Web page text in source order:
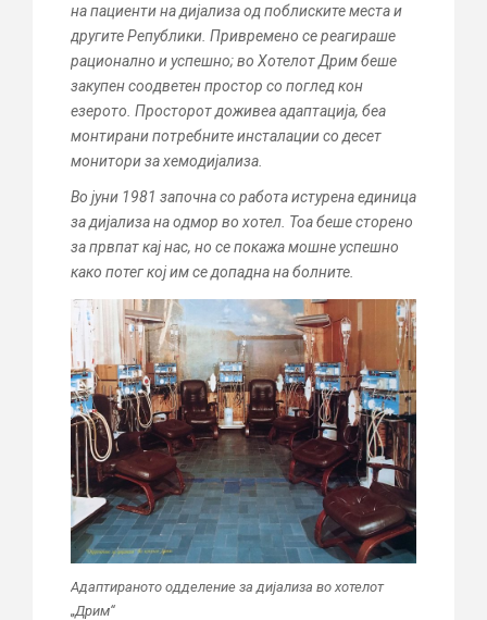
на пациенти на дијализа од поблиските места и
другите Републики. Привремено се реагираше
рационално и успешно; во Хотелот Дрим беше
закупен соодветен простор со поглед кон
езерото. Просторот доживеа адаптација, беа
монтирани потребните инсталации со десет
монитори за хемодијализа.
Во јуни 1981 започна со работа истурена единица
за дијализа на одмор во хотел. Тоа беше сторено
за првпат кај нас, но се покажа мошне успешно
како потег кој им се допадна на болните.
Адаптираното одделение за дијализа во хотелот
„Дрим“